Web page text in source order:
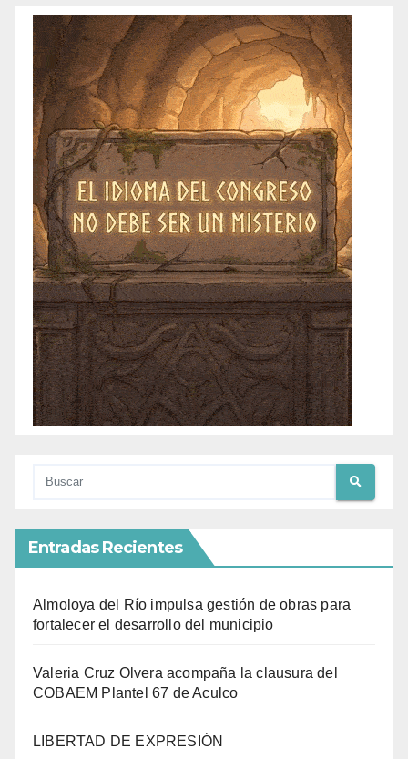
Entradas Recientes
Almoloya del Río impulsa gestión de obras para
fortalecer el desarrollo del municipio
Valeria Cruz Olvera acompaña la clausura del
COBAEM Plantel 67 de Aculco
LIBERTAD DE EXPRESIÓN